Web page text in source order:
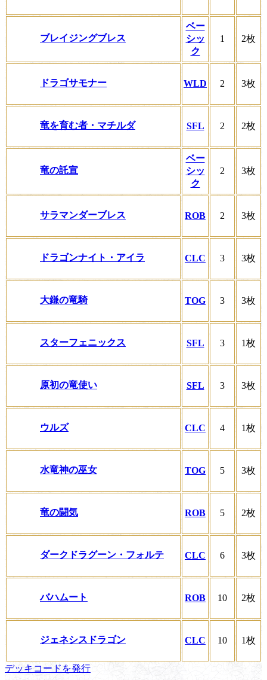
ブレイジングブレス
ベー
シッ
ク
1 2枚
ドラゴサモナー WLD 2 3枚
竜を育む者・マチルダ SFL 2 2枚
竜の託宣
ベー
シッ
ク
2 3枚
サラマンダーブレス ROB 2 3枚
ドラゴンナイト・アイラ CLC 3 3枚
大鎌の竜騎 TOG 3 3枚
スターフェニックス SFL 3 1枚
原初の竜使い SFL 3 3枚
ウルズ CLC 4 1枚
水竜神の巫女 TOG 5 3枚
竜の闘気 ROB 5 2枚
ダークドラグーン・フォルテ CLC 6 3枚
バハムート ROB 10 2枚
ジェネシスドラゴン CLC 10 1枚
デッキコードを発行